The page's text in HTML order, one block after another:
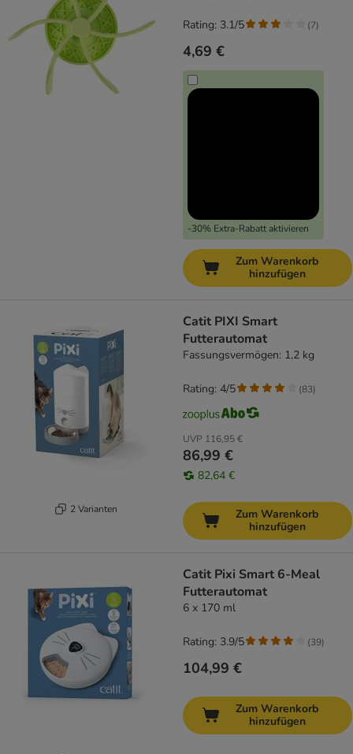
4,69 €
-30% Extra-Rabatt aktivieren
Rating: 3.1/5 (7)
Zum Warenkorb
hinzufügen
2 Varianten
Catit PIXI Smart
Futterautomat
Fassungsvermögen: 1,2 kg
UVP 116,95 €
86,99 €
82,64 €
Rating: 4/5 (83)
Zum Warenkorb
hinzufügen
Catit Pixi Smart 6-Meal
Futterautomat
6 x 170 ml
104,99 €
Rating: 3.9/5 (39)
Zum Warenkorb
hinzufügen